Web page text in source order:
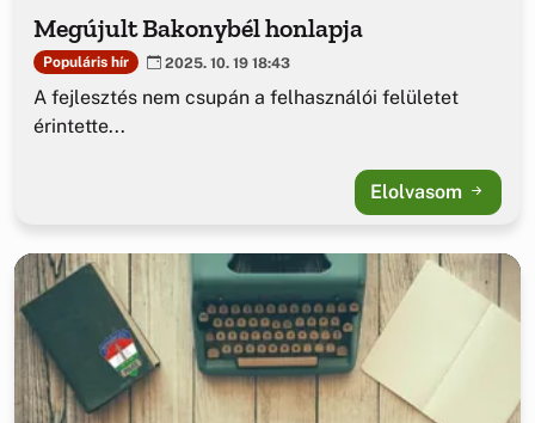
Megújult Bakonybél honlapja
Populáris hír 2025. 10. 19 18:43
A fejlesztés nem csupán a felhasználói felületet
érintette...
Elolvasom